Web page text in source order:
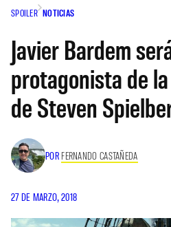
SPOILER NOTICIAS
Javier Bardem
protagonista de
de Steven
POR FERNANDO CASTAÑEDA
27 DE MARZO, 2018